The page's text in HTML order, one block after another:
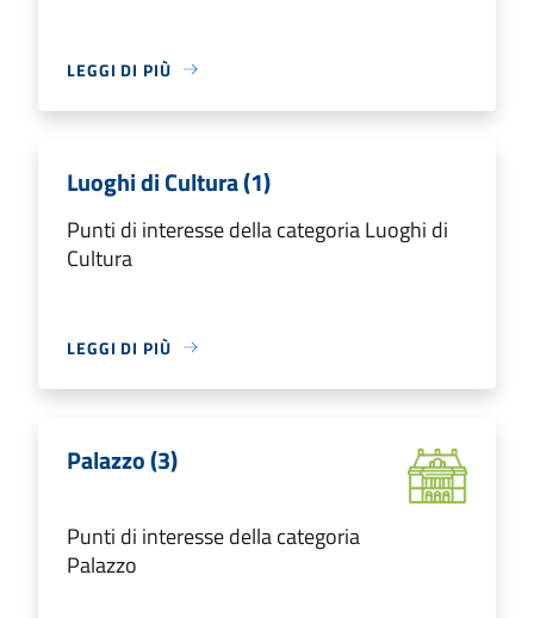
LEGGI DI PIÙ
Luoghi di Cultura (1)
Punti di interesse della categoria Luoghi di
Cultura
LEGGI DI PIÙ
Palazzo (3)
Punti di interesse della categoria
Palazzo